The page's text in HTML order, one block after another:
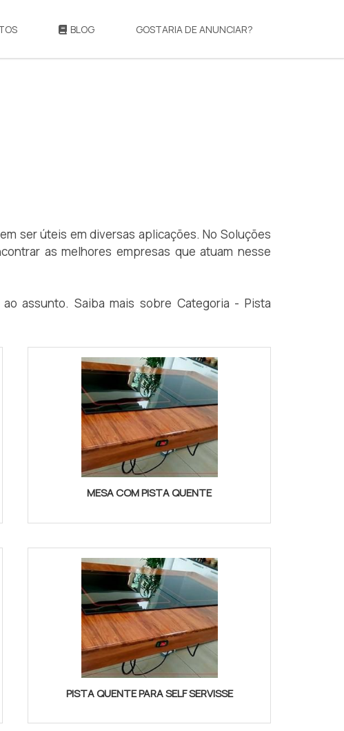
BLOG GOSTARIA DE ANUNCIAR?
ser úteis em diversas aplicações. No Soluções
as melhores empresas que atuam nesse
assunto. Saiba mais sobre Categoria - Pista
MESA COM PISTA QUENTE
PISTA QUENTE PARA SELF SERVISSE